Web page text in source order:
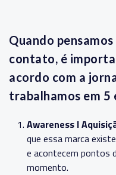
Quando
contato, é
acordo com a
trabalhamos em 5
Awareness I
que essa marca
e acontecem pontos
momento.